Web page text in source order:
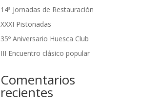
14ª Jornadas de Restauración
XXXI Pistonadas
35º Aniversario Huesca Club
III Encuentro clásico popular
Comentarios
recientes